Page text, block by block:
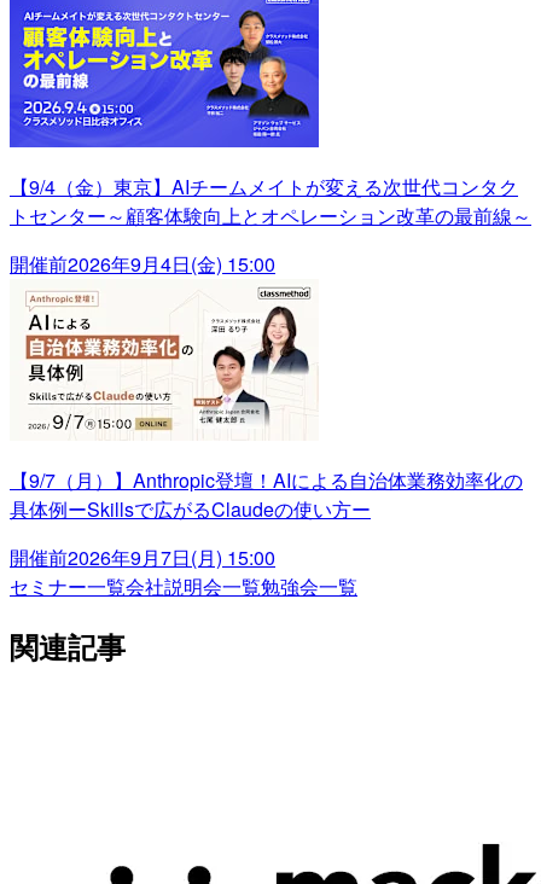
【9/4（金）東京】AIチームメイトが変える次世代コンタク
トセンター～顧客体験向上とオペレーション改革の最前線～
開催前2026年9月4日(金) 15:00
【9/7（月）】Anthropic登壇！AIによる自治体業務効率化の
具体例ーSkillsで広がるClaudeの使い方ー
開催前2026年9月7日(月) 15:00
セミナー一覧会社説明会一覧勉強会一覧
関連記事